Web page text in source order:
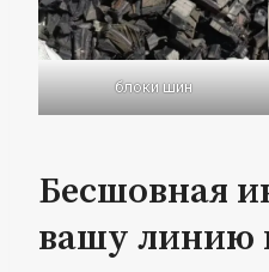
блоки шин
Бесшовная
вашу линию